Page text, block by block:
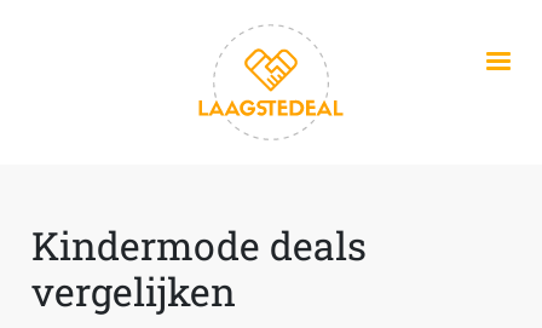
Kindermode deals
vergelijken